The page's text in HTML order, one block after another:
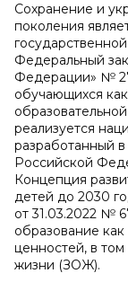
Сохранение и
поколения
Федеральный
Федерации» №
обучающихся
реализуется
разработанный
Российской
Концепция
детей до 2030
от 31.03.2022 №
образование
ценностей, в
жизни (ЗОЖ).